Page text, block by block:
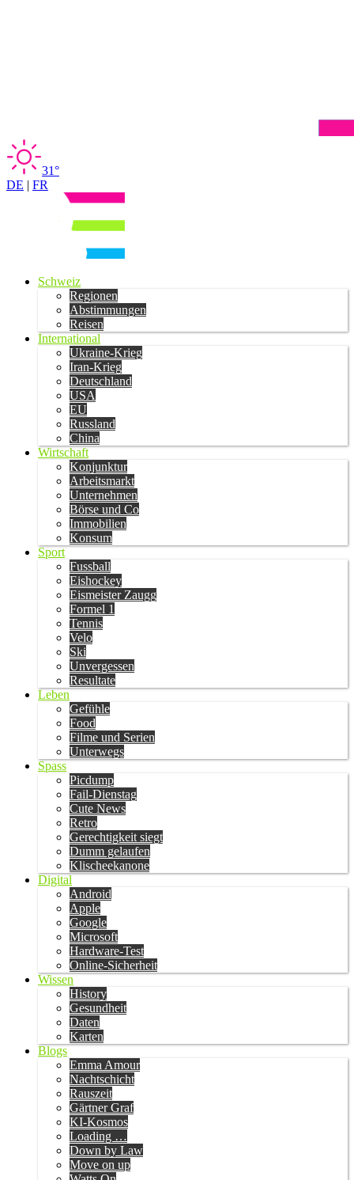
31°
DE | FR
Schweiz
Regionen
Abstimmungen
Reisen
International
Ukraine-Krieg
Iran-Krieg
Deutschland
USA
EU
Russland
China
Wirtschaft
Konjunktur
Arbeitsmarkt
Unternehmen
Börse und Co
Immobilien
Konsum
Sport
Fussball
Eishockey
Eismeister Zaugg
Formel 1
Tennis
Velo
Ski
Unvergessen
Resultate
Leben
Gefühle
Food
Filme und Serien
Unterwegs
Spass
Picdump
Fail-Dienstag
Cute News
Retro
Gerechtigkeit siegt
Dumm gelaufen
Klischeekanone
Digital
Android
Apple
Google
Microsoft
Hardware-Test
Online-Sicherheit
Wissen
History
Gesundheit
Daten
Karten
Blogs
Emma Amour
Nachtschicht
Rauszeit
Gärtner Graf
KI-Kosmos
Loading …
Down by Law
Move on up